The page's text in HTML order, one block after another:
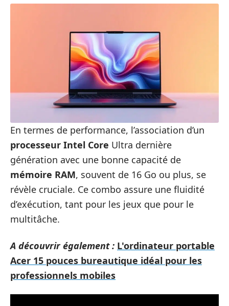
En termes de performance, l’association d’un
processeur Intel Core Ultra dernière
génération avec une bonne capacité de
mémoire RAM, souvent de 16 Go ou plus, se
révèle cruciale. Ce combo assure une fluidité
d’exécution, tant pour les jeux que pour le
multitâche.
A découvrir également : L'ordinateur portable
Acer 15 pouces bureautique idéal pour les
professionnels mobiles